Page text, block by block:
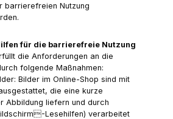
barrierefreien Nutzung
für die barrierefreie Nutzung
die Anforderungen an die
folgende Maßnahmen:
Bilder im Online-Shop sind mit
die eine kurze
Abbildung liefern und durch
Lesehilfen) verarbeitet